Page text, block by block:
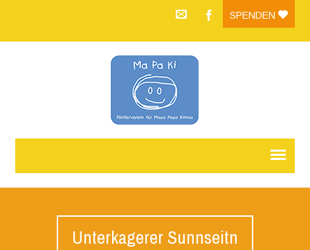
SPENDEN
Unterkagerer Sunnseitn